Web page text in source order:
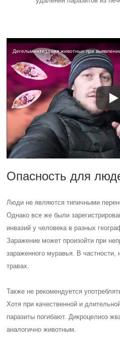
Дегельминтизация животных при
Опасность для
Люди не являются типичными
Однако все же были
инвазий у человека в разных
Заражение может произойти при
зараженного муравья. В
травах.
Также не рекомендуется
Хотя при качественной и
паразиты погибают. Дикроцелиоз
аналогично животным.